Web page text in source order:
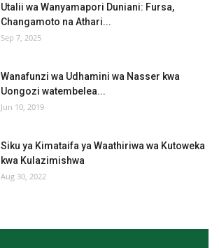
Utalii wa Wanyamapori Duniani: Fursa,
Changamoto na Athari...
Sep 7, 2025
Wanafunzi wa Udhamini wa Nasser kwa
Uongozi watembelea...
Jun 10, 2019
Siku ya Kimataifa ya Waathiriwa wa Kutoweka
kwa Kulazimishwa
Aug 30, 2022